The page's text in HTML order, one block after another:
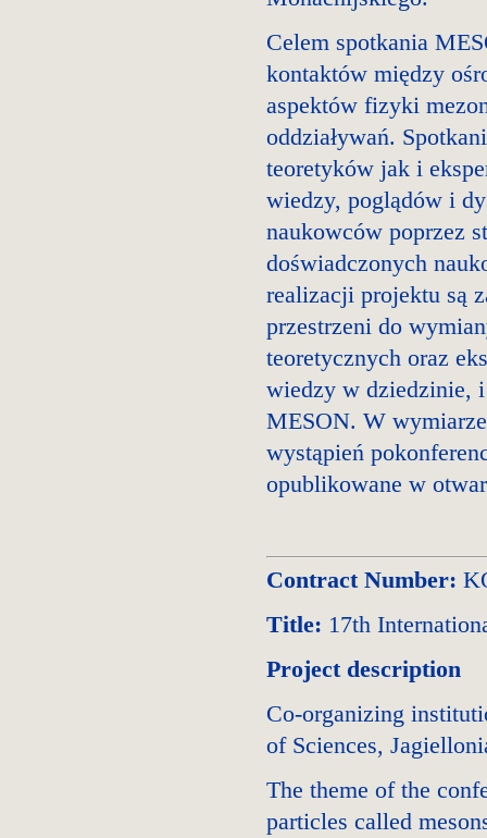
Celem spotkania
kontaktów między
aspektów fizyki
oddziaływań.
teoretyków jak i
wiedzy, poglądów i
naukowców poprzez
doświadczonych
realizacji projektu są
przestrzeni do
teoretycznych oraz
wiedzy w dziedzinie,
MESON. W
wystąpień
opublikowane w
Contract Number:
Title: 17th
Project description
Co-organizing
of Sciences,
The theme of the
particles called